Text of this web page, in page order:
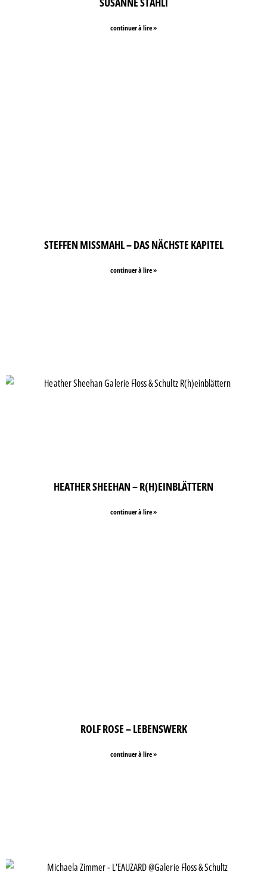
continuer à lire »
STEFFEN MISSMAHL – DAS NÄCHSTE KAPITEL
continuer à lire »
HEATHER SHEEHAN – R(H)EINBLÄTTERN
continuer à lire »
ROLF ROSE – LEBENSWERK
continuer à lire »